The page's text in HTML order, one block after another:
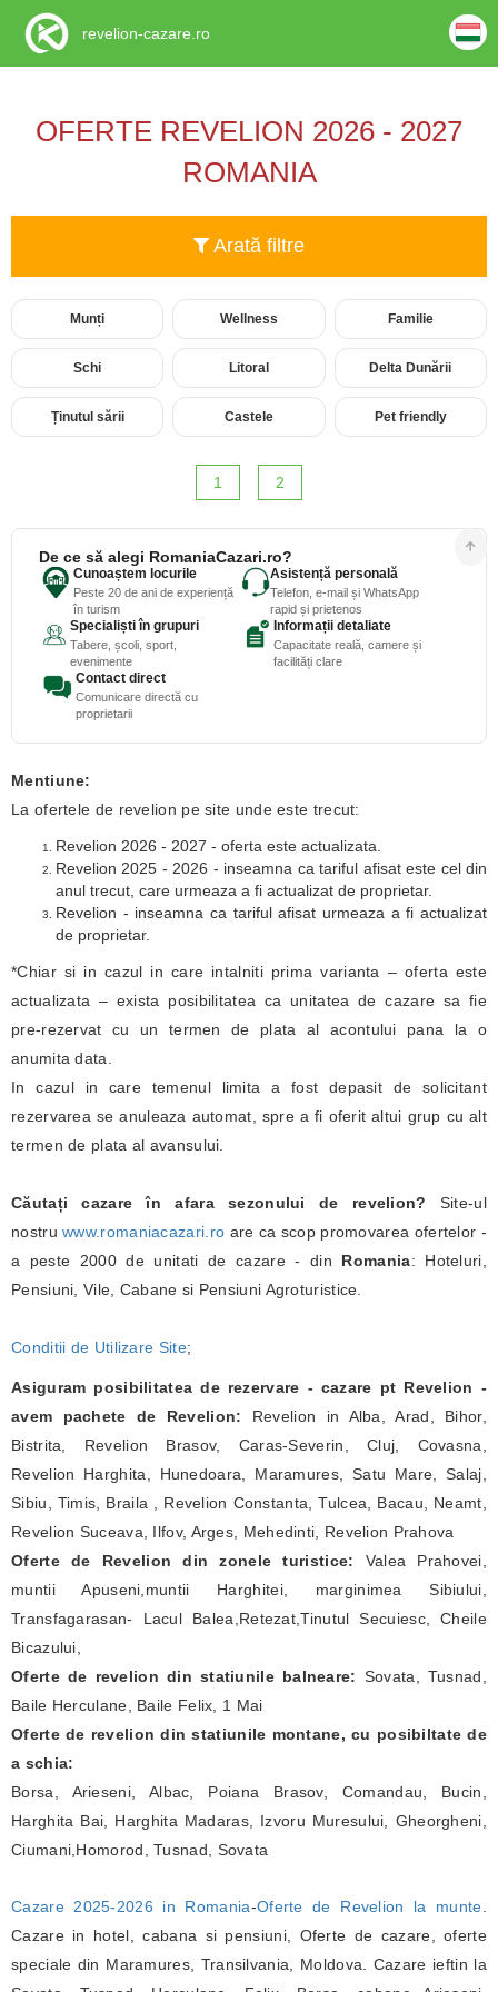
OFERTE REVELION 2026 - 2027
ROMANIA
Arată filtre
Munți Wellness Familie
Schi Litoral Delta Dunării
Ținutul sării Castele Pet friendly
1 2
De ce să alegi RomaniaCazari.ro?
Cunoaștem locurile
Peste 20 de ani de experiență
în turism
Asistență personală
Telefon, e-mail și WhatsApp
rapid și prietenos
Specialiști în grupuri
Tabere, școli, sport,
evenimente
Informații detaliate
Capacitate reală, camere și
facilități clare
Contact direct
Comunicare directă cu
proprietarii
Mentiune:
La ofertele de revelion pe site unde este trecut:
Revelion 2026 - 2027 - oferta este actualizata.
Revelion 2025 - 2026 - inseamna ca tariful afisat este cel din
anul trecut, care urmeaza a fi actualizat de proprietar.
Revelion - inseamna ca tariful afisat urmeaza a fi actualizat
de proprietar.
*Chiar si in cazul in care intalniti prima varianta – oferta este
actualizata – exista posibilitatea ca unitatea de cazare sa fie
pre-rezervat cu un termen de plata al acontului pana la o
anumita data.
In cazul in care temenul limita a fost depasit de solicitant
rezervarea se anuleaza automat, spre a fi oferit altui grup cu alt
termen de plata al avansului.
Căutați cazare în afara sezonului de revelion? Site-ul
nostruwww.romaniacazari.ro are ca scop promovarea ofertelor -
a peste 2000 de unitati de cazare - din Romania: Hoteluri,
Pensiuni, Vile, Cabane si Pensiuni Agroturistice.
Conditii de Utilizare Site;
Asiguram posibilitatea de rezervare - cazare pt Revelion -
avem pachete de Revelion: Revelion in Alba, Arad, Bihor,
Bistrita, Revelion Brasov, Caras-Severin, Cluj, Covasna,
Revelion Harghita, Hunedoara, Maramures, Satu Mare, Salaj,
Sibiu, Timis, Braila , Revelion Constanta, Tulcea, Bacau, Neamt,
Revelion Suceava, Ilfov, Arges, Mehedinti, Revelion Prahova
Oferte de Revelion din zonele turistice: Valea Prahovei,
muntii Apuseni,muntii Harghitei, marginimea Sibiului,
Transfagarasan- Lacul Balea,Retezat,Tinutul Secuiesc, Cheile
Bicazului,
Oferte de revelion din statiunile balneare: Sovata, Tusnad,
Baile Herculane, Baile Felix, 1 Mai
Oferte de revelion din statiunile montane, cu posibiltate de
a schia:
Borsa, Arieseni, Albac, Poiana Brasov, Comandau, Bucin,
Harghita Bai, Harghita Madaras, Izvoru Muresului, Gheorgheni,
Ciumani,Homorod, Tusnad, Sovata
Cazare 2025-2026 in Romania-Oferte de Revelion la munte
Cazare in hotel, cabana si pensiuni, Oferte de cazare, oferte
speciale din Maramures, Transilvania, Moldova. Cazare ieftin la
revelion-cazare.ro